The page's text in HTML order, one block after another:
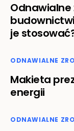
Odnawialne
je
ODNAWIALNE
Makieta
energii
ODNAWIALNE